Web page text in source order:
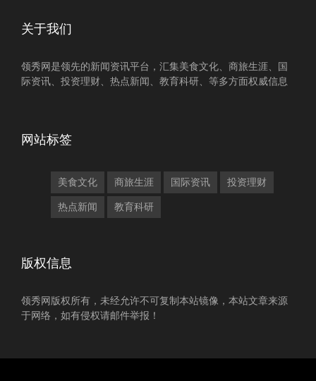
关于我们
领秀网是领先的新闻资讯平台，汇集美食文化、商旅生涯、国
际资讯、投资理财、热点新闻、教育科研、等多方面权威信息
网站标签
美食文化 商旅生涯 国际资讯 投资理财
热点新闻 教育科研
版权信息
领秀网版权所有，未经允许不可复制本站镜像，本站文章来源
于网络，如有侵权请邮件举报！